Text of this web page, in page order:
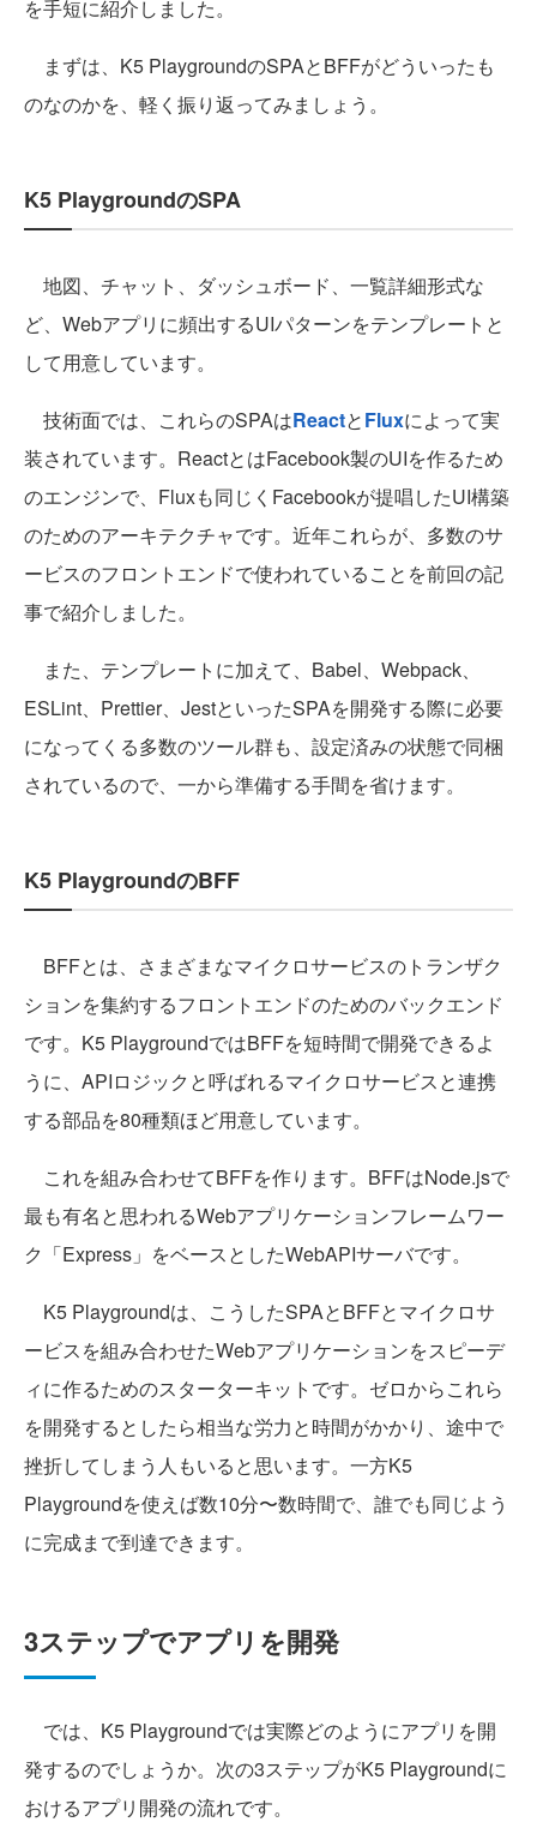
を手短に紹介しました。
まずは、K5 PlaygroundのSPAとBFFがどういったも
のなのかを、軽く振り返ってみましょう。
K5 PlaygroundのSPA
地図、チャット、ダッシュボード、一覧詳細形式な
ど、Webアプリに頻出するUIパターンをテンプレートと
して用意しています。
技術面では、これらのSPAはReactとFluxによって実
装されています。ReactとはFacebook製のUIを作るため
のエンジンで、Fluxも同じくFacebookが提唱したUI構築
のためのアーキテクチャです。近年これらが、多数のサ
ービスのフロントエンドで使われていることを前回の記
事で紹介しました。
また、テンプレートに加えて、Babel、Webpack、
ESLint、Prettier、JestといったSPAを開発する際に必要
になってくる多数のツール群も、設定済みの状態で同梱
されているので、一から準備する手間を省けます。
K5 PlaygroundのBFF
BFFとは、さまざまなマイクロサービスのトランザク
ションを集約するフロントエンドのためのバックエンド
です。K5 PlaygroundではBFFを短時間で開発できるよ
うに、APIロジックと呼ばれるマイクロサービスと連携
する部品を80種類ほど用意しています。
これを組み合わせてBFFを作ります。BFFはNode.jsで
最も有名と思われるWebアプリケーションフレームワー
ク「Express」をベースとしたWebAPIサーバです。
K5 Playgroundは、こうしたSPAとBFFとマイクロサ
ービスを組み合わせたWebアプリケーションをスピーデ
ィに作るためのスターターキットです。ゼロからこれら
を開発するとしたら相当な労力と時間がかかり、途中で
挫折してしまう人もいると思います。一方K5
Playgroundを使えば数10分〜数時間で、誰でも同じよう
に完成まで到達できます。
3ステップでアプリを開発
では、K5 Playgroundでは実際どのようにアプリを開
発するのでしょうか。次の3ステップがK5 Playgroundに
おけるアプリ開発の流れです。